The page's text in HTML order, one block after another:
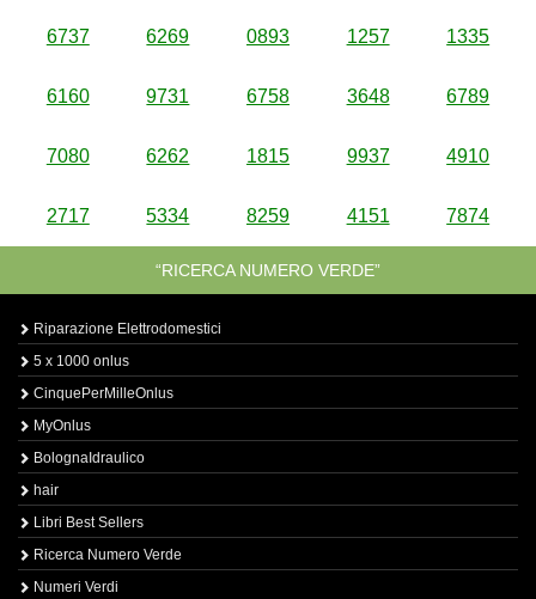
6737 6269 0893 1257 1335
6160 9731 6758 3648 6789
7080 6262 1815 9937 4910
2717 5334 8259 4151 7874
“RICERCA NUMERO VERDE”
Riparazione Elettrodomestici
5 x 1000 onlus
CinquePerMilleOnlus
MyOnlus
BolognaIdraulico
hair
Libri Best Sellers
Ricerca Numero Verde
Numeri Verdi